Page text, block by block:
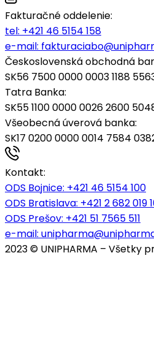
Fakturačné oddelenie:
tel: +421 46 5154 158
e-mail:
Československá obchodná
SK56 7500 0000 0003 1188
Tatra Banka:
SK55 1100 0000 0026 2600
Všeobecná úverová banka:
SK17 0200 0000 0014 7584
Kontakt:
ODS Bojnice: +421 46 5154 100
ODS Bratislava: +421 2 682 019
ODS Prešov: +421 51 7565 511
e-mail:
2023 © UNIPHARMA – Všetky